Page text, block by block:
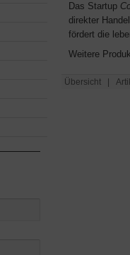
Das Startup
direkter
fördert die
Weitere
Übersicht |